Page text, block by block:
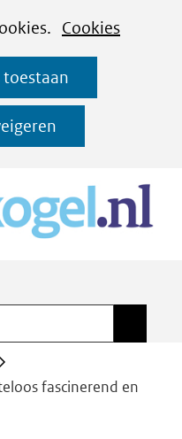
Cookies
toestaan
Ga
naar
de
inhoud
fascinerend en